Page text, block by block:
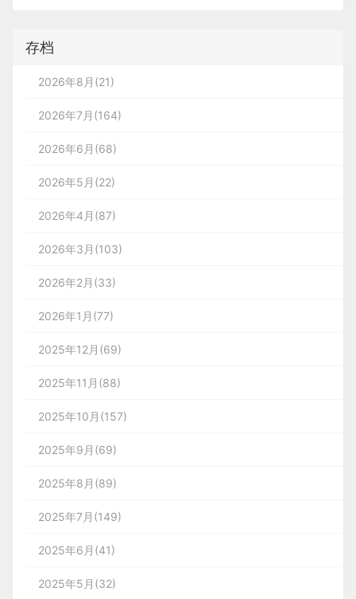
存档
2026年8月(21)
2026年7月(164)
2026年6月(68)
2026年5月(22)
2026年4月(87)
2026年3月(103)
2026年2月(33)
2026年1月(77)
2025年12月(69)
2025年11月(88)
2025年10月(157)
2025年9月(69)
2025年8月(89)
2025年7月(149)
2025年6月(41)
2025年5月(32)